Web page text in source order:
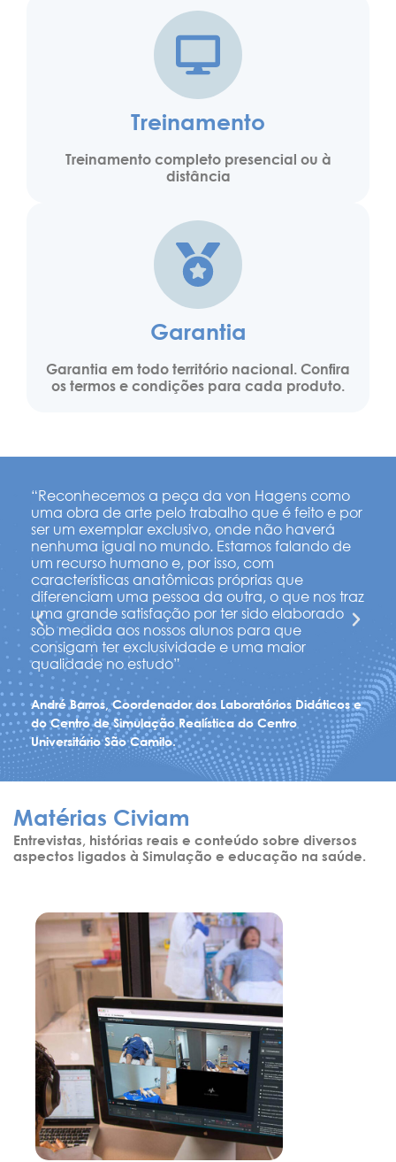
Treinamento
Treinamento completo presencial ou à
distância
Garantia
Garantia em todo território nacional. Confira
os termos e condições para cada produto.
“Reconhecemos a peça da von Hagens como
uma obra de arte pelo trabalho que é feito e por
ser um exemplar exclusivo, onde não haverá
nenhuma igual no mundo. Estamos falando de
um recurso humano e, por isso, com
características anatômicas próprias que
diferenciam uma pessoa da outra, o que nos traz
uma grande satisfação por ter sido elaborado
sob medida aos nossos alunos para que
consigam ter exclusividade e uma maior
qualidade no estudo”
André Barros, Coordenador dos Laboratórios Didáticos e
do Centro de Simulação Realística do Centro
Universitário São Camilo.
Matérias Civiam
Entrevistas, histórias reais e conteúdo sobre diversos
aspectos ligados à Simulação e educação na saúde.